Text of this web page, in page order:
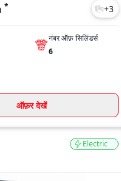
* +3
नंबर ऑफ़ सिलिंडर्स
6
ऑफ़र देखें
Electric